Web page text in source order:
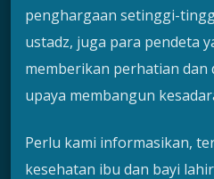
penghargaan setinggi-
ustadz, juga para pendeta
memberikan perhatian
upaya membangun
Perlu kami informasikan,
kesehatan ibu dan bayi